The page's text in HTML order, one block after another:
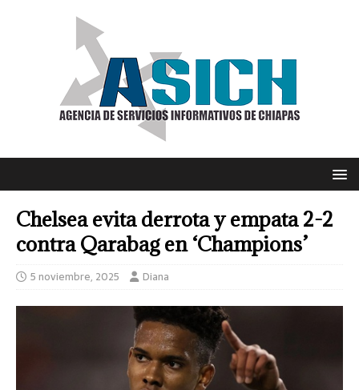
Chelsea evita derrota y empata 2-2
contra Qarabag en ‘Champions’
5 noviembre, 2025 Diana